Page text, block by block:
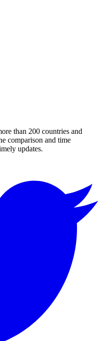
than 200 countries and
comparison and time
updates.